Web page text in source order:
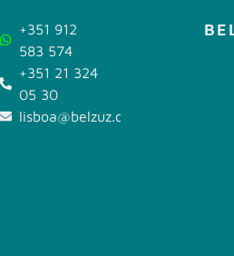
+351 912
583 574
+351 21 324
05 30
lisboa@belzuz.com